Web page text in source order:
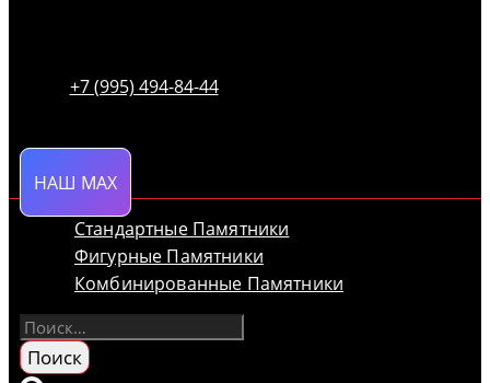
+7 (995) 494-84-44
НАШ MAX
Стандартные Памятники
Фигурные Памятники
Комбинированные Памятники
Найти: